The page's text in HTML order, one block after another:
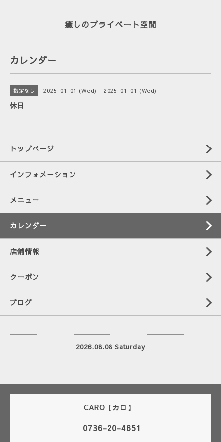
癒しのプライベート空間
カレンダー
指定なし 2025-01-01 (Wed) - 2025-01-01 (Wed)
休日
トップページ
インフォメーション
メニュー
カレンダー
店舗情報
クーポン
ブログ
2026.08.08 Saturday
CARO【カロ】
0736-20-4651